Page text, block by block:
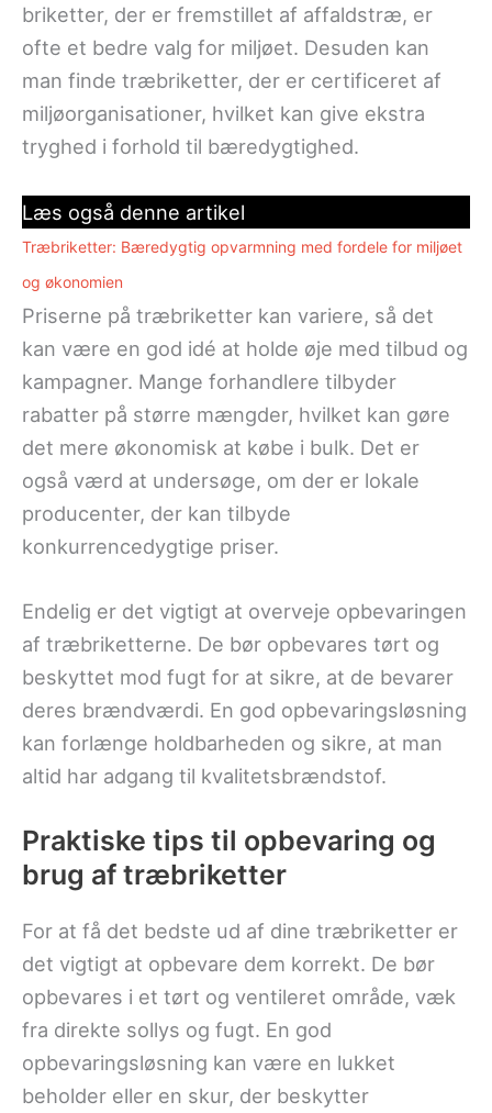
briketter, der er fremstillet af affaldstræ, er
ofte et bedre valg for miljøet. Desuden kan
man finde træbriketter, der er certificeret af
miljøorganisationer, hvilket kan give ekstra
tryghed i forhold til bæredygtighed.
Læs også denne artikel
Træbriketter: Bæredygtig opvarmning med fordele for miljøet
og økonomien
Priserne på træbriketter kan variere, så det
kan være en god idé at holde øje med tilbud og
kampagner. Mange forhandlere tilbyder
rabatter på større mængder, hvilket kan gøre
det mere økonomisk at købe i bulk. Det er
også værd at undersøge, om der er lokale
producenter, der kan tilbyde
konkurrencedygtige priser.
Endelig er det vigtigt at overveje opbevaringen
af træbriketterne. De bør opbevares tørt og
beskyttet mod fugt for at sikre, at de bevarer
deres brændværdi. En god opbevaringsløsning
kan forlænge holdbarheden og sikre, at man
altid har adgang til kvalitetsbrændstof.
Praktiske tips til opbevaring og
brug af træbriketter
For at få det bedste ud af dine træbriketter er
det vigtigt at opbevare dem korrekt. De bør
opbevares i et tørt og ventileret område, væk
fra direkte sollys og fugt. En god
opbevaringsløsning kan være en lukket
beholder eller en skur, der beskytter